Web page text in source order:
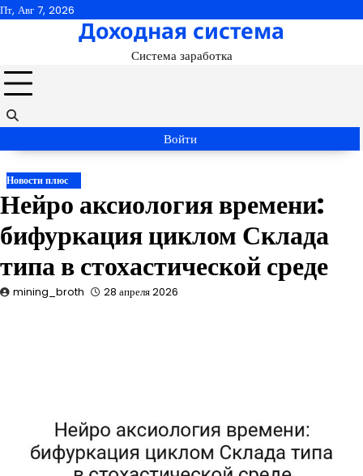
Перейти
Пт, Авг 7, 2026
Доходная система
Система заработка
Войти
Новости плюс
Нейро аксиология времени:
бифуркация циклом Склада
типа в стохастической среде
mining_broth 28 апреля 2026